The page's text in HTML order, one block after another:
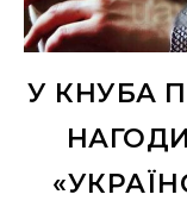
У КНУБА